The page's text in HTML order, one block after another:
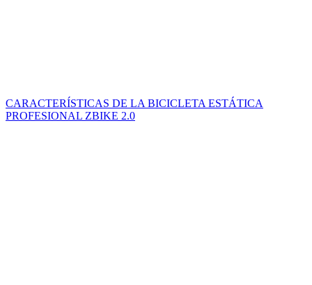
CARACTERÍSTICAS DE LA BICICLETA ESTÁTICA
PROFESIONAL ZBIKE 2.0